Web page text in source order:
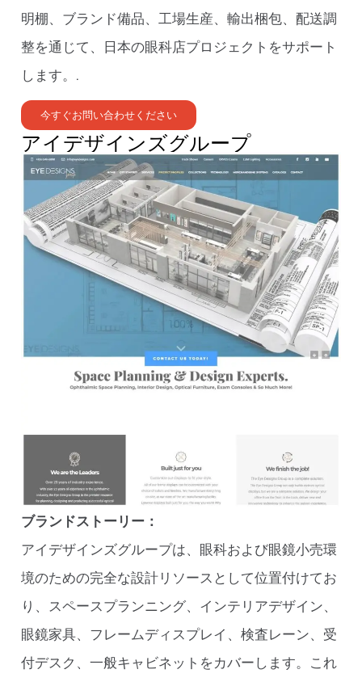
明棚、ブランド備品、工場生産、輸出梱包、配送調
整を通じて、日本の眼科店プロジェクトをサポート
します。.
今すぐお問い合わせください
アイデザインズグループ
ブランドストーリー：
アイデザインズグループは、眼科および眼鏡小売環
境のための完全な設計リソースとして位置付けてお
り、スペースプランニング、インテリアデザイン、
眼鏡家具、フレームディスプレイ、検査レーン、受
付デスク、一般キャビネットをカバーします。これ